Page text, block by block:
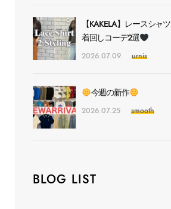
【KAKELA】レースシャツ
着回しコーデ2選
2026.07.09 urnis
今週の新作
2026.07.25 smooth
BLOG LIST